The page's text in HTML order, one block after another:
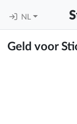
NL
Geld voor